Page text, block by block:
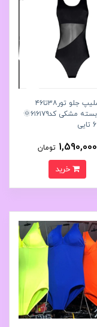
مایواسلیپ جلو تور۳۸تا۴۶
پشت بسته مشکی کد۶۱۶۱۷۹🌞
1,590,000 تومان
خرید